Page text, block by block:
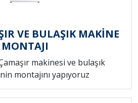
VE BULAŞIK MAKİNE
MONTAJI
makinesi ve bulaşık
montajını yapıyoruz